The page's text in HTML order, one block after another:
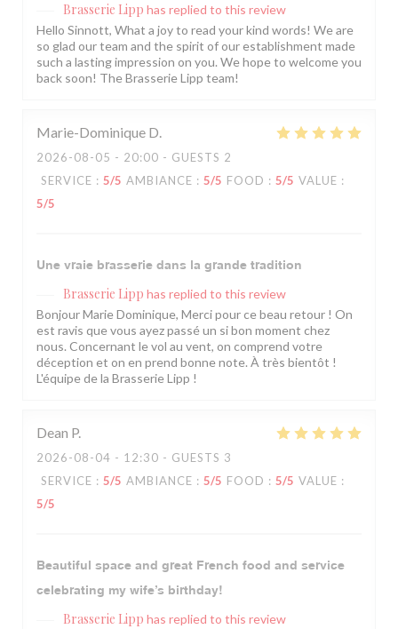
Brasserie Lipp has replied to this review
Hello Sinnott, What a joy to read your kind words! We are
so glad our team and the spirit of our establishment made
such a lasting impression on you. We hope to welcome you
back soon! The Brasserie Lipp team!
Marie-Dominique D
2026-08-05 - 20:00 - GUESTS 2
SERVICE : 5/5 AMBIANCE : 5/5 FOOD : 5/5 VALUE :
5/5
Une vraie brasserie dans la grande tradition
Brasserie Lipp has replied to this review
Bonjour Marie Dominique, Merci pour ce beau retour ! On
est ravis que vous ayez passé un si bon moment chez
nous. Concernant le vol au vent, on comprend votre
déception et on en prend bonne note. À très bientôt !
L'équipe de la Brasserie Lipp !
Dean P
2026-08-04 - 12:30 - GUESTS 3
SERVICE : 5/5 AMBIANCE : 5/5 FOOD : 5/5 VALUE :
5/5
Beautiful space and great French food and service
celebrating my wife’s birthday!
Brasserie Lipp has replied to this review